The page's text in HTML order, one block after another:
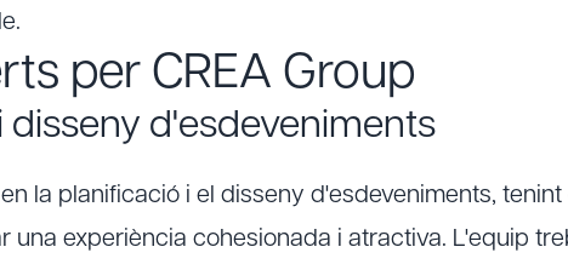
per CREA Group
disseny d'esdeveniments
la planificació i el disseny d'esdeveniments,
una experiència cohesionada i atractiva. L'equip